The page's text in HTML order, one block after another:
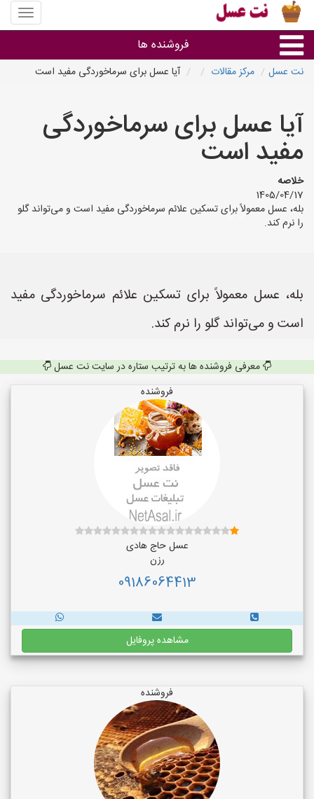
منوی
سایت
عسل
فروشنده ها
استان ها
نت عسل مرکز مقالات آیا عسل برای سرماخوردگی مفید است
آیا عسل برای سرماخوردگی
مفید است
خلاصه
1405/04/17
بله، عسل معمولاً برای تسکین علائم سرماخوردگی مفید است و می‌تواند گلو
را نرم کند.
بله، عسل معمولاً برای تسکین علائم سرماخوردگی مفید
است و می‌تواند گلو را نرم کند.
معرفی فروشنده ها به ترتیب ستاره در سایت نت عسل
فروشنده
عسل حاج هادی
رزن
09186064413
مشاهده پروفایل
فروشنده